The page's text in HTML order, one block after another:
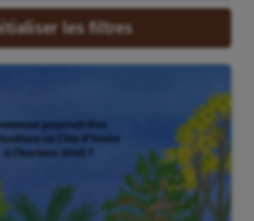
les filtres